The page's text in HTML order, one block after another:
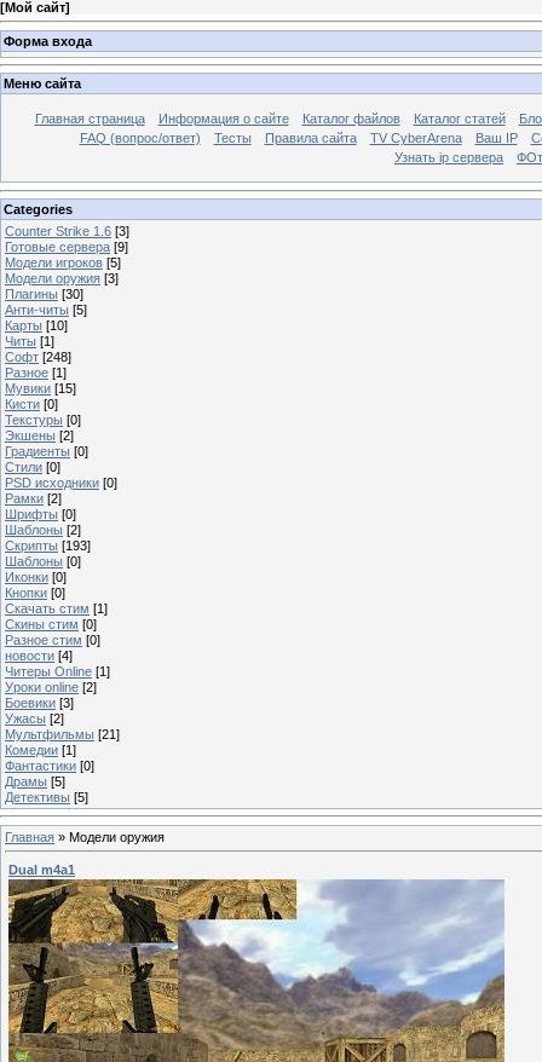
[Мой сайт]
Форма входа
Меню сайта
Главная страница Информация о сайте Каталог файлов Каталог статей
FAQ (вопрос/ответ)
Тесты Правила сайта TV CyberArena Ваш IP
Узнать ip сервера
Categories
Counter Strike 1.6 [3]
Готовые сервера [9]
Модели игроков [5]
Модели оружия [3]
Плагины [30]
Анти-читы [5]
Карты [10]
Читы [1]
Софт [248]
Разное [1]
Мувики [15]
Кисти [0]
Текстуры [0]
Экшены [2]
Градиенты [0]
Стили [0]
PSD исходники [0]
Рамки [2]
Шрифты [0]
Шаблоны [2]
Скрипты [193]
Шаблоны [0]
Иконки [0]
Кнопки [0]
Скачать стим [1]
Скины стим [0]
Разное стим [0]
новости [4]
Читеры Online [1]
Уроки online [2]
Боевики [3]
Ужасы [2]
Мультфильмы [21]
Комедии [1]
Фантастики [0]
Драмы [5]
Детективы [5]
Главная » Модели оружия
Dual m4a1